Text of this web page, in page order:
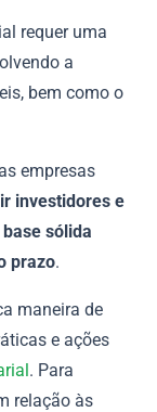
requer uma
a
bem como o
empresas
investidores e
sólida
prazo.
maneira de
e ações
. Para
relação às